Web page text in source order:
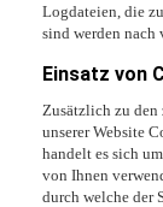
Logdateien, die
sind werden nach
Einsatz von
Zusätzlich zu den
unserer Website
handelt es sich
von Ihnen
durch welche der